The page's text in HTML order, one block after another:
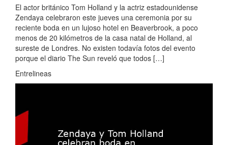
El actor británico Tom Holland y la actriz estadounidense
Zendaya celebraron este jueves una ceremonia por su
reciente boda en un lujoso hotel en Beaverbrook, a poco
menos de 20 kilómetros de la casa natal de Holland, al
sureste de Londres. No existen todavía fotos del evento
porque el diario The Sun reveló que todos […]
Entrelineas